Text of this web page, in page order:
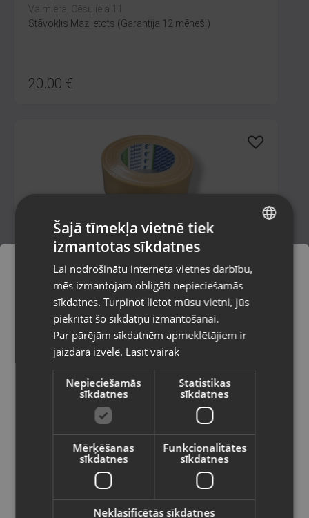
Valmiera, Cēsu iela 11
Stāvoklis Mazlietots (Garantija 12 mēneši)
20.00 €
Folsen 50 mm x 25 m
Sigulda, Kr. Valdemāra iela 1a
Stāvoklis Jauns (Garantija 24 mēneši)
2.00€
Skil Multicutter
Pasūtījumi tiks piegādāti uz
izvēlēto valsti
Vietnes saturs būs attēlots izvēlētajā
valodā
Valsts
Latviešu / Latvian
RUSSIAN
Šajā tīmekļa vietnē tiek
izmantotas sīkdatnes
Lai nodrošinātu interneta vietnes darbību,
mēs izmantojam obligāti nepieciešamās
sīkdatnes. Turpinot lietot mūsu vietni, jūs
piekrītat šo sīkdatņu izmantošanai.
Par pārējām sīkdatnēm apmeklētājiem ir
jāizdara izvēle. Lasīt vairāk
Nepieciešamās
sīkdatnes
Statistikas
sīkdatnes
Mērķēšanas
sīkdatnes
Funkcionalitātes
sīkdatnes
Neklasificētās sīkdatnes